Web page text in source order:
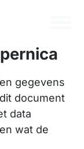
gegevens
document
data
wat de